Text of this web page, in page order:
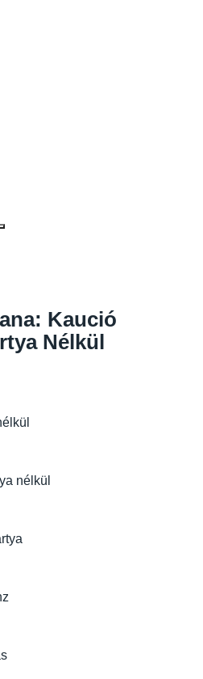
Kaució
Nélkül
nélkül